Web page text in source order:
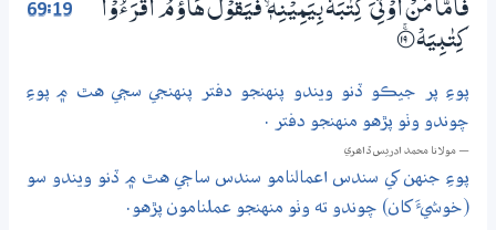
69:19
فَاَمَّا مَنْ اُوْتِيَ كِتٰبَهٗ بِيَمِيْنِهٖ ۙ فَيَقُوْلُ هَاۗؤُمُ اقْرَءُوْا
كِتٰبِيَهْ ؀ۚ19
پوءِ پر جيڪو ڏنو ويندو پنهنجو دفتر پنهنجي سڄي هٿ ۾ پوءِ
چوندو وٺو پڙهو منهنجو دفتر .
— مولانا محمد ادريس ڏاھري
پوءِ جنهن کي سندس اعمالنامو سندس ساڄي هٿ ۾ ڏنو ويندو سو
(خوشيءَ کان) چوندو ته وٺو منهنجو عملنامون پڙهو.